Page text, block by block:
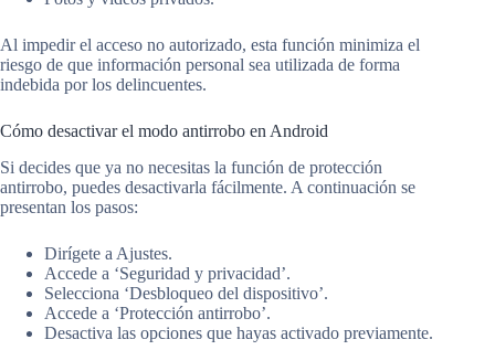
Al impedir el acceso no autorizado, esta función minimiza el
riesgo de que información personal sea utilizada de forma
indebida por los delincuentes.
Cómo desactivar el modo antirrobo en Android
Si decides que ya no necesitas la función de protección
antirrobo, puedes desactivarla fácilmente. A continuación se
presentan los pasos:
Dirígete a Ajustes.
Accede a ‘Seguridad y privacidad’.
Selecciona ‘Desbloqueo del dispositivo’.
Accede a ‘Protección antirrobo’.
Desactiva las opciones que hayas activado previamente.